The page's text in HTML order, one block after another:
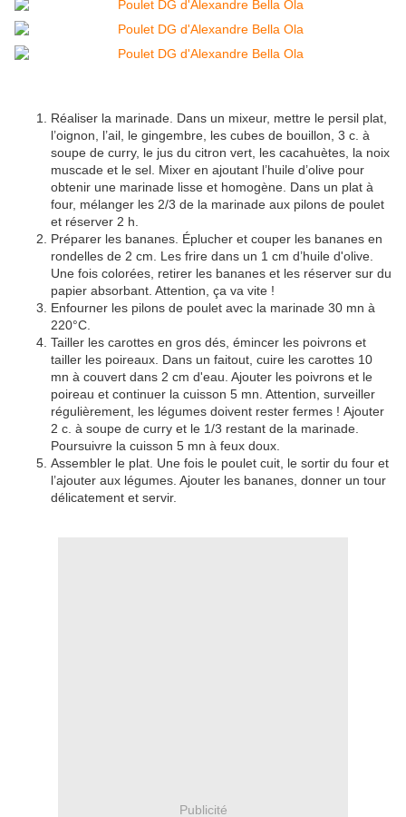
Réaliser la marinade. Dans un mixeur, mettre le persil plat,
l’oignon, l’ail, le gingembre, les cubes de bouillon, 3 c. à
soupe de curry, le jus du citron vert, les cacahuètes, la noix
muscade et le sel. Mixer en ajoutant l’huile d’olive pour
obtenir une marinade lisse et homogène. Dans un plat à
four, mélanger les 2/3 de la marinade aux pilons de poulet
et réserver 2 h.
Préparer les bananes. Éplucher et couper les bananes en
rondelles de 2 cm. Les frire dans un 1 cm d’huile d'olive.
Une fois colorées, retirer les bananes et les réserver sur du
papier absorbant. Attention, ça va vite !
Enfourner les pilons de poulet avec la marinade 30 mn à
220°C.
Tailler les carottes en gros dés, émincer les poivrons et
tailler les poireaux. Dans un faitout, cuire les carottes 10
mn à couvert dans 2 cm d'eau. Ajouter les poivrons et le
poireau et continuer la cuisson 5 mn. Attention, surveiller
régulièrement, les légumes doivent rester fermes ! Ajouter
2 c. à soupe de curry et le 1/3 restant de la marinade.
Poursuivre la cuisson 5 mn à feux doux.
Assembler le plat. Une fois le poulet cuit, le sortir du four et
l’ajouter aux légumes. Ajouter les bananes, donner un tour
délicatement et servir.
Publicité